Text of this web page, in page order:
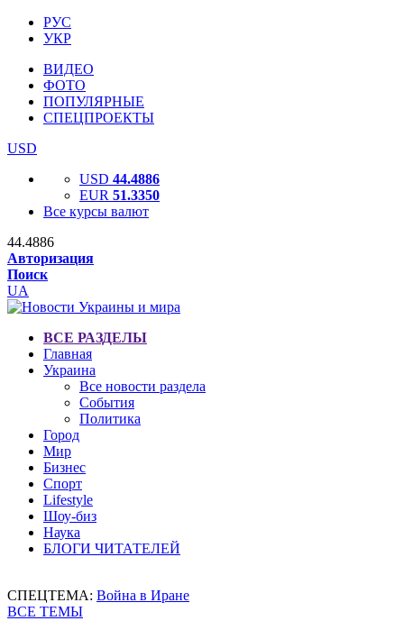
РУС
УКР
ВИДЕО
ФОТО
ПОПУЛЯРНЫЕ
СПЕЦПРОЕКТЫ
USD
USD 44.4886
EUR 51.3350
Все курсы валют
44.4886
Авторизация
Поиск
UA
ВСЕ РАЗДЕЛЫ
Главная
Украина
Все новости раздела
События
Политика
Город
Мир
Бизнес
Спорт
Lifestyle
Шоу-биз
Наука
БЛОГИ ЧИТАТЕЛЕЙ
СПЕЦТЕМА: Война в Иране
ВСЕ ТЕМЫ